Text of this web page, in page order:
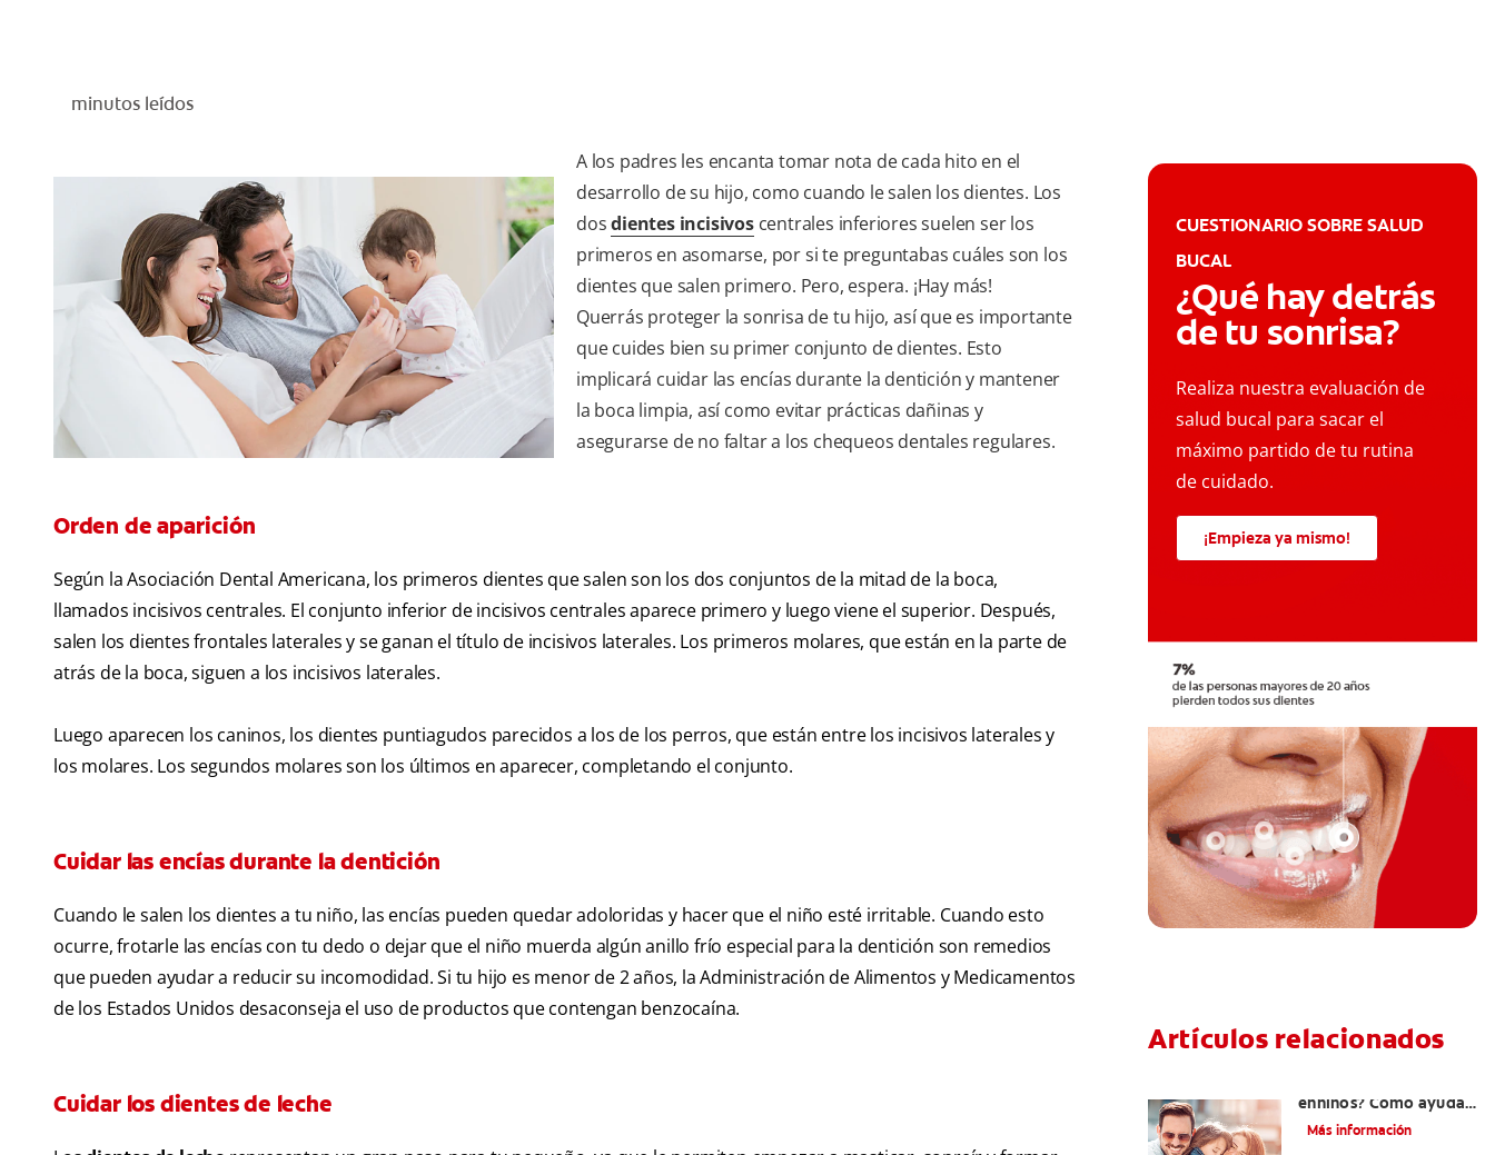
minutos leídos
A los padres les encanta tomar nota de cada hito en el
desarrollo de su hijo, como cuando le salen los dientes. Los
dosdientes incisivoscentrales inferiores suelen ser los
primeros en asomarse, por si te preguntabas cuáles son los
dientes que salen primero. Pero, espera. ¡Hay más!
Querrás proteger la sonrisa de tu hijo, así que es importante
que cuides bien su primer conjunto de dientes. Esto
implicará cuidar las encías durante la dentición y mantener
la boca limpia, así como evitar prácticas dañinas y
asegurarse de no faltar a los chequeos dentales regulares.
Orden de aparición
Según la Asociación Dental Americana, los primeros dientes que salen son los dos conjuntos de la mitad de la boca,
llamados incisivos centrales. El conjunto inferior de incisivos centrales aparece primero y luego viene el superior. Después,
salen los dientes frontales laterales y se ganan el título de incisivos laterales. Los primeros molares, que están en la parte de
atrás de la boca, siguen a los incisivos laterales.
Luego aparecen los caninos, los dientes puntiagudos parecidos a los de los perros, que están entre los incisivos laterales y
los molares. Los segundos molares son los últimos en aparecer, completando el conjunto.
Cuidar las encías durante la dentición
Cuando le salen los dientes a tu niño, las encías pueden quedar adoloridas y hacer que el niño esté irritable. Cuando esto
ocurre, frotarle las encías con tu dedo o dejar que el niño muerda algún anillo frío especial para la dentición son remedios
que pueden ayudar a reducir su incomodidad. Si tu hijo es menor de 2 años, la Administración de Alimentos y Medicamentos
de los Estados Unidos desaconseja el uso de productos que contengan benzocaína.
Cuidar los dientes de leche
CUESTIONARIO SOBRE SALUD
BUCAL
¿Qué hay detrás
de tu sonrisa?
Realiza nuestra evaluación de
salud bucal para sacar el
máximo partido de tu rutina
de cuidado.
¡Empieza ya mismo!
Artículos relacionados
enniños? Cómo ayudar
a tus pequeños en el
Más información